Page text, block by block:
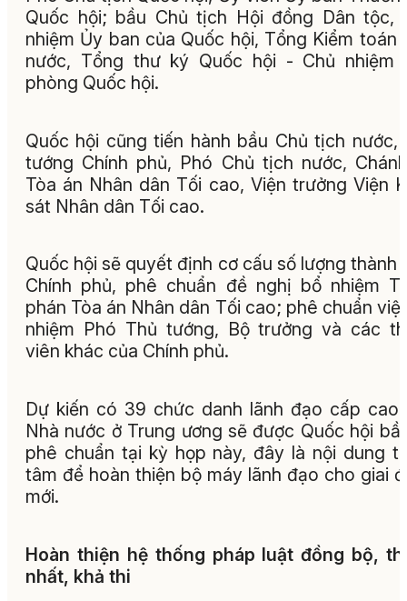
Quốc hội; bầu Chủ tịch Hội đồng Dân tộc,
nhiệm Ủy ban của Quốc hội, Tổng Kiểm toán
nước, Tổng thư ký Quốc hội - Chủ nhiệm
phòng Quốc hội.
Quốc hội cũng tiến hành bầu Chủ tịch nước,
tướng Chính phủ, Phó Chủ tịch nước,
Tòa án Nhân dân Tối cao, Viện trưởng Viện
sát Nhân dân Tối cao.
Quốc hội sẽ quyết định cơ cấu số lượng thành
Chính phủ, phê chuẩn đề nghị bổ nhiệm
phán Tòa án Nhân dân Tối cao; phê chuẩn
nhiệm Phó Thủ tướng, Bộ trưởng và các
viên khác của Chính phủ.
Dự kiến có 39 chức danh lãnh đạo cấp cao
Nhà nước ở Trung ương sẽ được Quốc hội
phê chuẩn tại kỳ họp này, đây là nội dung
tâm để hoàn thiện bộ máy lãnh đạo cho giai
mới.
Hoàn thiện hệ thống pháp luật đồng bộ,
nhất, khả thi